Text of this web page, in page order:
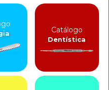
Catálogo
Dentística